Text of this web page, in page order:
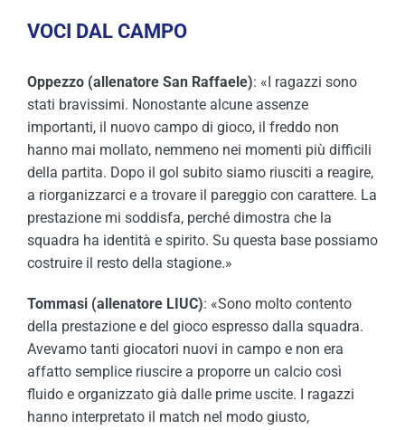
VOCI DAL CAMPO
Oppezzo (allenatore San Raffaele): «I ragazzi sono
stati bravissimi. Nonostante alcune assenze
importanti, il nuovo campo di gioco, il freddo non
hanno mai mollato, nemmeno nei momenti più difficili
della partita. Dopo il gol subito siamo riusciti a reagire,
a riorganizzarci e a trovare il pareggio con carattere. La
prestazione mi soddisfa, perché dimostra che la
squadra ha identità e spirito. Su questa base possiamo
costruire il resto della stagione.»
Tommasi (allenatore LIUC): «Sono molto contento
della prestazione e del gioco espresso dalla squadra.
Avevamo tanti giocatori nuovi in campo e non era
affatto semplice riuscire a proporre un calcio così
fluido e organizzato già dalle prime uscite. I ragazzi
hanno interpretato il match nel modo giusto,